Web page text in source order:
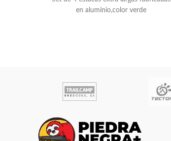
en aluminio,color verde